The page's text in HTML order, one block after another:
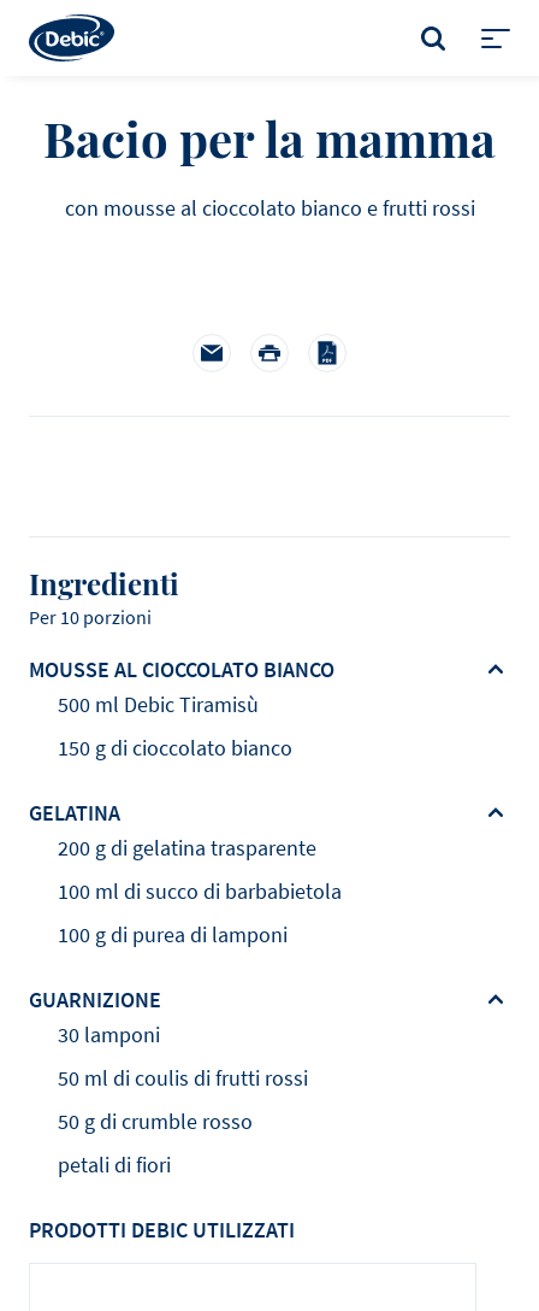
main
CERCA
Bacio per la mamma
con mousse al cioccolato bianco e frutti rossi
Ingredienti
Per 10 porzioni
MOUSSE AL CIOCCOLATO BIANCO
500 ml Debic Tiramisù
150 g di cioccolato bianco
GELATINA
200 g di gelatina trasparente
100 ml di succo di barbabietola
100 g di purea di lamponi
GUARNIZIONE
30 lamponi
50 ml di coulis di frutti rossi
50 g di crumble rosso
petali di fiori
PRODOTTI DEBIC UTILIZZATI